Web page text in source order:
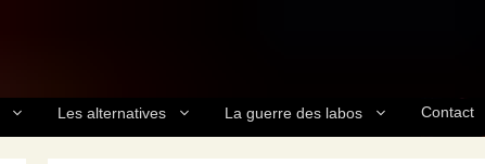
Les alternatives La guerre des labos Contact